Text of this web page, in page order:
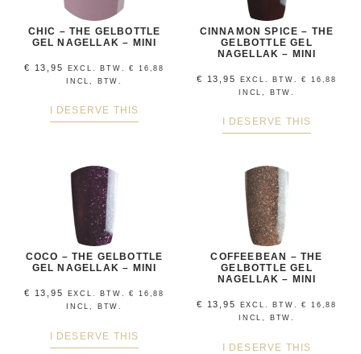
CHIC – THE GELBOTTLE
GEL NAGELLAK – MINI
€ 13,95 EXCL. BTW.€
16,88
INCL, BTW.
I DESERVE THIS
CINNAMON SPICE – THE
GELBOTTLE GEL
NAGELLAK – MINI
€ 13,95 EXCL. BTW.€
16,88
INCL, BTW.
I DESERVE THIS
COCO – THE GELBOTTLE
GEL NAGELLAK – MINI
€ 13,95 EXCL. BTW.€
16,88
INCL, BTW.
I DESERVE THIS
COFFEEBEAN – THE
GELBOTTLE GEL
NAGELLAK – MINI
€ 13,95 EXCL. BTW.€
16,88
INCL, BTW.
I DESERVE THIS